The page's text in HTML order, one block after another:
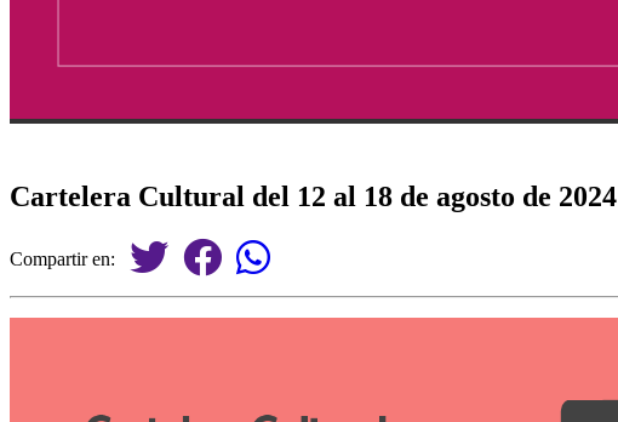
Cartelera Cultural del 12 al 18 de agosto de 2024
Compartir en: